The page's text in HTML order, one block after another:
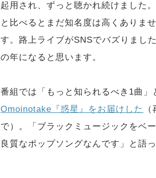
起用され、ずっと聴かれ続けました
と比べるとまだ知名度は高くありま
す。路上ライブがSNSでバズりまし
の年になると思います。
番組では「もっと知られるべき1曲
Omoinotake『惑星』をお届けした
で）。「ブラックミュージックをベ
良質なポップソングなんです」と語っ